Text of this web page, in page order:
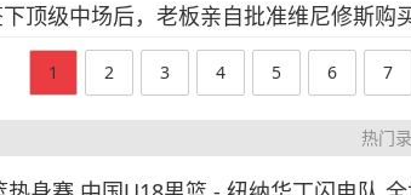
顶级中场后，老板亲自批准维尼修斯购
1 2 3 4 5 6 7
热门